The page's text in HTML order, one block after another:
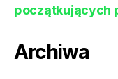
początkujących
Archiwa